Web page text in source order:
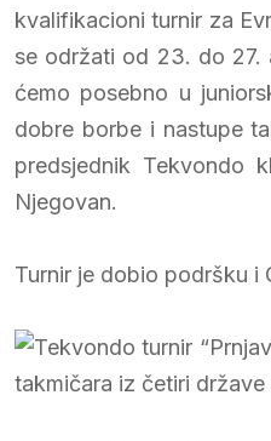
kvalifikacioni turnir za
se održati od 23. do 27.
ćemo posebno u
dobre borbe i nastupe
predsjednik Tekvondo
Njegovan.
Turnir je dobio podršku i